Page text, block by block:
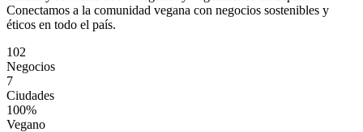
Conectamos a la comunidad vegana con negocios sostenibles y
éticos en todo el país.
102
Negocios
7
Ciudades
100%
Vegano